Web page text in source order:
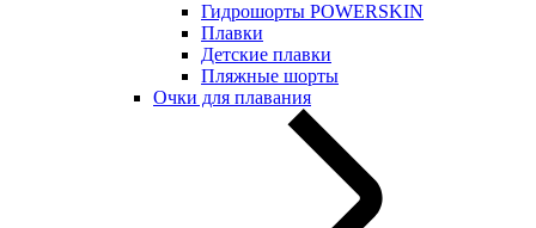
Гидрошорты POWERSKIN
Плавки
Детские плавки
Пляжные шорты
Очки для плавания